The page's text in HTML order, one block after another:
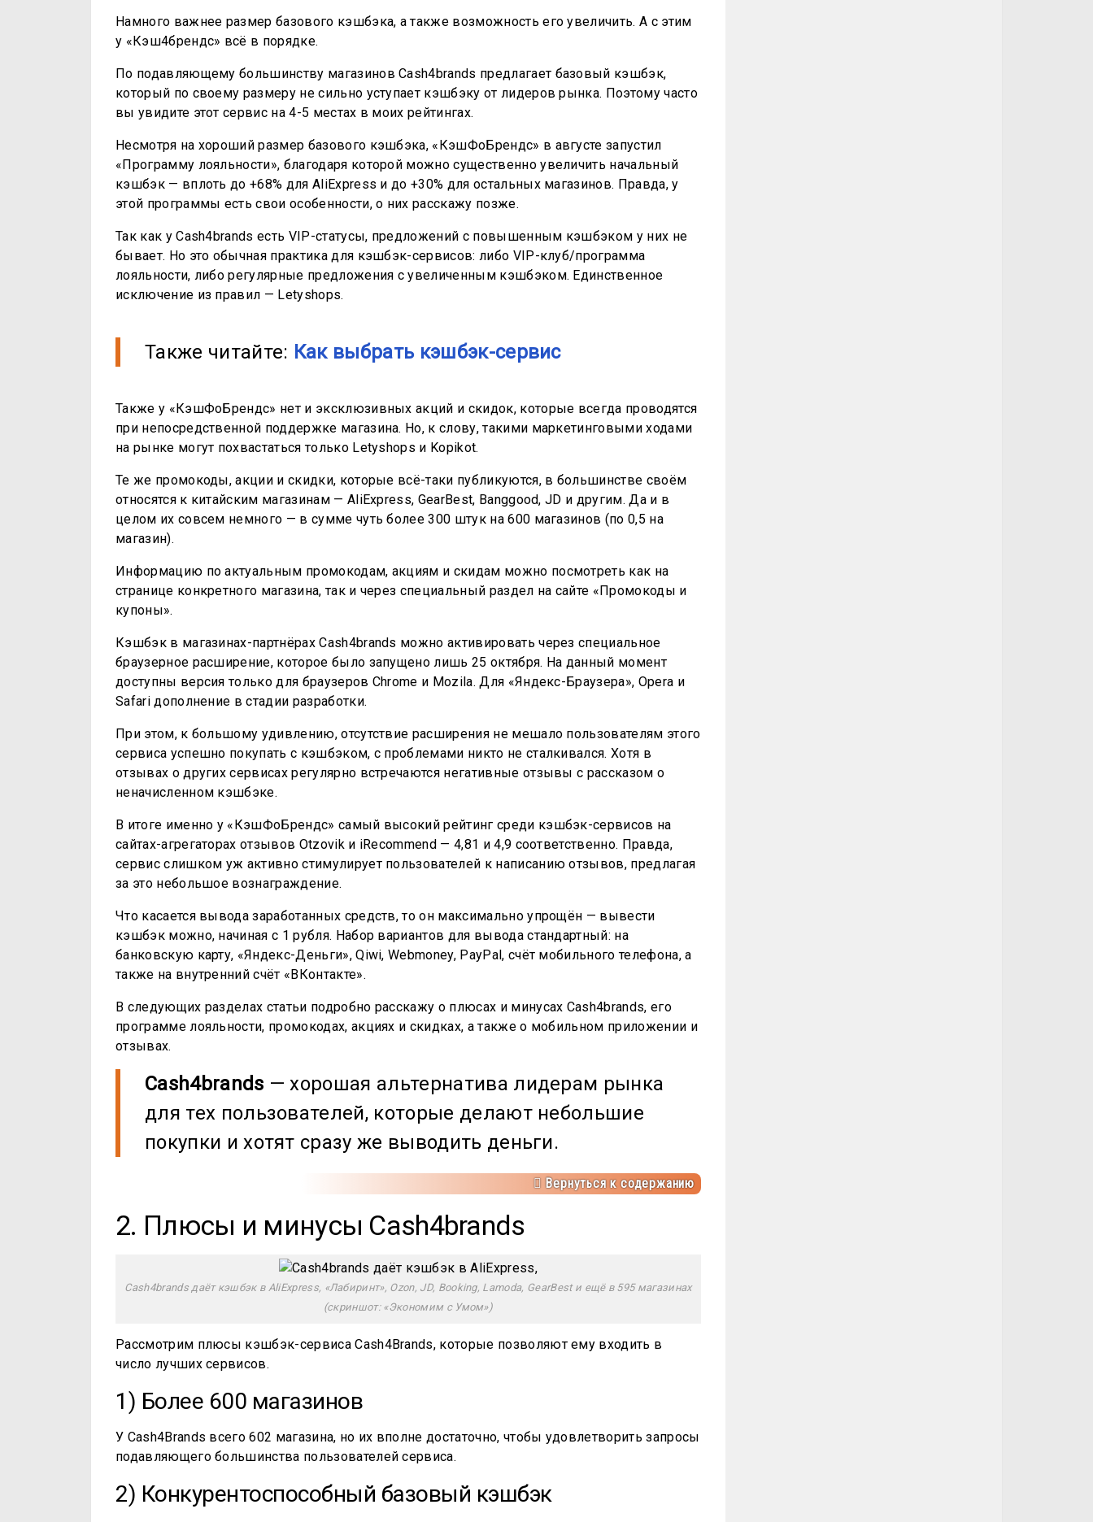
Намного важнее размер базового кэшбэка, а также возможность его увеличить. А с этим
у «Кэш4брендс» всё в порядке.
По подавляющему большинству магазинов Cash4brands предлагает базовый кэшбэк,
который по своему размеру не сильно уступает кэшбэку от лидеров рынка. Поэтому часто
вы увидите этот сервис на 4-5 местах в моих рейтингах.
Несмотря на хороший размер базового кэшбэка, «КэшФоБрендс» в августе запустил
«Программу лояльности», благодаря которой можно существенно увеличить начальный
кэшбэк — вплоть до +68% для AliExpress и до +30% для остальных магазинов. Правда, у
этой программы есть свои особенности, о них расскажу позже.
Так как у Cash4brands есть VIP-статусы, предложений с повышенным кэшбэком у них не
бывает. Но это обычная практика для кэшбэк-сервисов: либо VIP-клуб/программа
лояльности, либо регулярные предложения с увеличенным кэшбэком. Единственное
исключение из правил — Letyshops.
Также читайте: Как выбрать кэшбэк-сервис
Также у «КэшФоБрендс» нет и эксклюзивных акций и скидок, которые всегда проводятся
при непосредственной поддержке магазина. Но, к слову, такими маркетинговыми ходами
на рынке могут похвастаться только Letyshops и Kopikot.
Те же промокоды, акции и скидки, которые всё-таки публикуются, в большинстве своём
относятся к китайским магазинам — AliExpress, GearBest, Banggood, JD и другим. Да и в
целом их совсем немного — в сумме чуть более 300 штук на 600 магазинов (по 0,5 на
магазин).
Информацию по актуальным промокодам, акциям и скидам можно посмотреть как на
странице конкретного магазина, так и через специальный раздел на сайте «Промокоды и
купоны».
Кэшбэк в магазинах-партнёрах Cash4brands можно активировать через специальное
браузерное расширение, которое было запущено лишь 25 октября. На данный момент
доступны версия только для браузеров Chrome и Mozila. Для «Яндекс-Браузера», Opera и
Safari дополнение в стадии разработки.
При этом, к большому удивлению, отсутствие расширения не мешало пользователям этого
сервиса успешно покупать с кэшбэком, с проблемами никто не сталкивался. Хотя в
отзывах о других сервисах регулярно встречаются негативные отзывы с рассказом о
неначисленном кэшбэке.
В итоге именно у «КэшФоБрендс» самый высокий рейтинг среди кэшбэк-сервисов на
сайтах-агрегаторах отзывов Otzovik и iRecommend — 4,81 и 4,9 соответственно. Правда,
сервис слишком уж активно стимулирует пользователей к написанию отзывов, предлагая
за это небольшое вознаграждение.
Что касается вывода заработанных средств, то он максимально упрощён — вывести
кэшбэк можно, начиная с 1 рубля. Набор вариантов для вывода стандартный: на
банковскую карту, «Яндекс-Деньги», Qiwi, Webmoney, PayPal, счёт мобильного телефона, а
также на внутренний счёт «ВКонтакте».
В следующих разделах статьи подробно расскажу о плюсах и минусах Cash4brands, его
программе лояльности, промокодах, акциях и скидках, а также о мобильном приложении и
отзывах.
Cash4brands — хорошая альтернатива лидерам рынка
для тех пользователей, которые делают небольшие
покупки и хотят сразу же выводить деньги.
Вернуться к содержанию
2. Плюсы и минусы Cash4brands
Cash4brands даёт кэшбэк в AliExpress, «Лабиринт», Ozon, JD, Booking, Lamoda, GearBest и ещё в 595 магазинах
(скриншот: «Экономим с Умом»)
Рассмотрим плюсы кэшбэк-сервиса Cash4Brands, которые позволяют ему входить в
число лучших сервисов.
1) Более 600 магазинов
У Cash4Brands всего 602 магазина, но их вполне достаточно, чтобы удовлетворить запросы
подавляющего большинства пользователей сервиса.
2) Конкурентоспособный базовый кэшбэк